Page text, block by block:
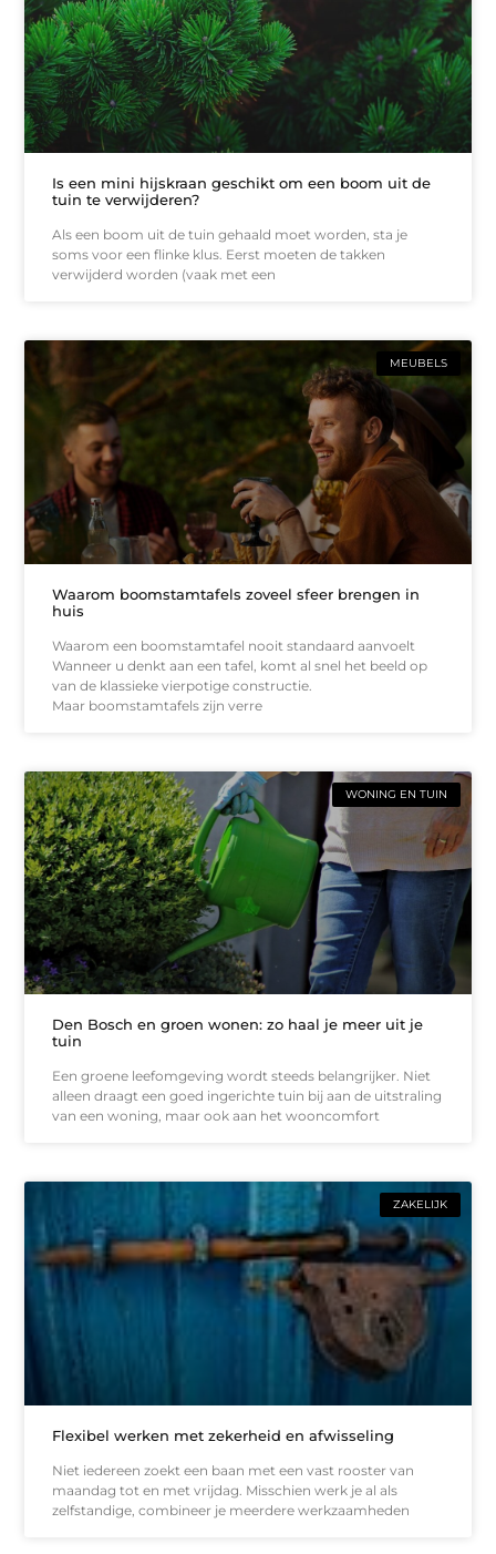
Is een mini hijskraan geschikt om een boom uit de
tuin te verwijderen?
Als een boom uit de tuin gehaald moet worden, sta je
soms voor een flinke klus. Eerst moeten de takken
verwijderd worden (vaak met een
MEUBELS
Waarom boomstamtafels zoveel sfeer brengen in
huis
Waarom een boomstamtafel nooit standaard aanvoelt
Wanneer u denkt aan een tafel, komt al snel het beeld op
van de klassieke vierpotige constructie.
Maar boomstamtafels zijn verre
WONING EN TUIN
Den Bosch en groen wonen: zo haal je meer uit je
tuin
Een groene leefomgeving wordt steeds belangrijker. Niet
alleen draagt een goed ingerichte tuin bij aan de uitstraling
van een woning, maar ook aan het wooncomfort
ZAKELIJK
Flexibel werken met zekerheid en afwisseling
Niet iedereen zoekt een baan met een vast rooster van
maandag tot en met vrijdag. Misschien werk je al als
zelfstandige, combineer je meerdere werkzaamheden